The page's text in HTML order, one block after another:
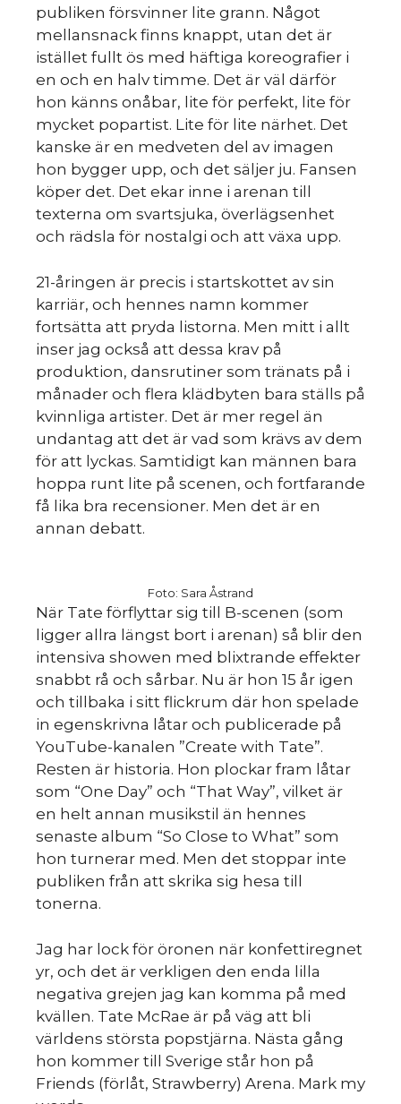
publiken försvinner lite grann. Något
mellansnack finns knappt, utan det är
istället fullt ös med häftiga koreografier i
en och en halv timme. Det är väl därför
hon känns onåbar, lite för perfekt, lite för
mycket popartist. Lite för lite närhet. Det
kanske är en medveten del av imagen
hon bygger upp, och det säljer ju. Fansen
köper det. Det ekar inne i arenan till
texterna om svartsjuka, överlägsenhet
och rädsla för nostalgi och att växa upp.
21-åringen är precis i startskottet av sin
karriär, och hennes namn kommer
fortsätta att pryda listorna. Men mitt i allt
inser jag också att dessa krav på
produktion, dansrutiner som tränats på i
månader och flera klädbyten bara ställs på
kvinnliga artister. Det är mer regel än
undantag att det är vad som krävs av dem
för att lyckas. Samtidigt kan männen bara
hoppa runt lite på scenen, och fortfarande
få lika bra recensioner. Men det är en
annan debatt.
Foto: Sara Åstrand
När Tate förflyttar sig till B-scenen (som
ligger allra längst bort i arenan) så blir den
intensiva showen med blixtrande effekter
snabbt rå och sårbar. Nu är hon 15 år igen
och tillbaka i sitt flickrum där hon spelade
in egenskrivna låtar och publicerade på
YouTube-kanalen ”Create with Tate”.
Resten är historia. Hon plockar fram låtar
som “One Day” och “That Way”, vilket är
en helt annan musikstil än hennes
senaste album “So Close to What” som
hon turnerar med. Men det stoppar inte
publiken från att skrika sig hesa till
tonerna.
Jag har lock för öronen när konfettiregnet
yr, och det är verkligen den enda lilla
negativa grejen jag kan komma på med
kvällen. Tate McRae är på väg att bli
världens största popstjärna. Nästa gång
hon kommer till Sverige står hon på
Friends (förlåt, Strawberry) Arena. Mark my